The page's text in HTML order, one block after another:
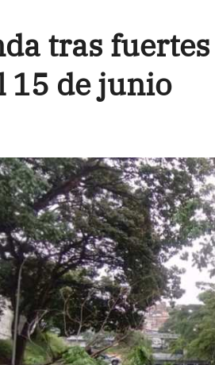
tras fuertes
15 de junio